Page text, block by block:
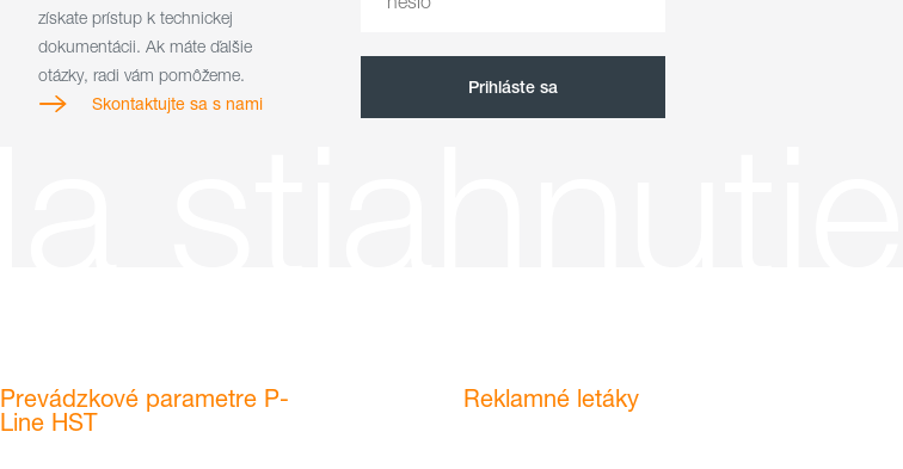
získate prístup k technickej
dokumentácii. Ak máte ďalšie
otázky, radi vám pomôžeme.
Skontaktujte sa s nami
Prevádzkové parametre P-
Line HST
Reklamné letáky